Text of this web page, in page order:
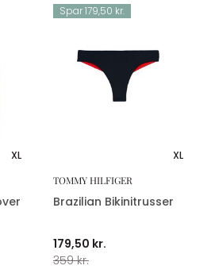
XL
Spar 179,50 kr.
XL
TOMMY HILFIGER
Brazilian Bikinitrusser
179,50 kr.
359 kr.